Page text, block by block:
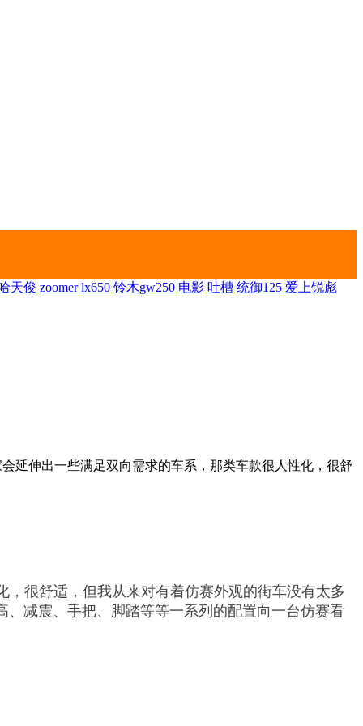
天俊 zoomer lx650 铃木gw250 电影 吐槽 统御125 爱上锐彪
延伸出一些满足双向需求的车系，那类车款很人性化，很舒
很舒适，但我从来对有着仿赛外观的街车没有太多
、减震、手把、脚踏等等一系列的配置向一台仿赛看